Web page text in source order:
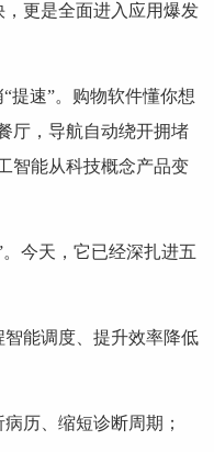
更是全面进入应用爆发
速”。购物软件懂你想
厅，导航自动绕开拥堵
智能从科技概念产品变
今天，它已经深扎进五
能调度、提升效率降低
历、缩短诊断周期；